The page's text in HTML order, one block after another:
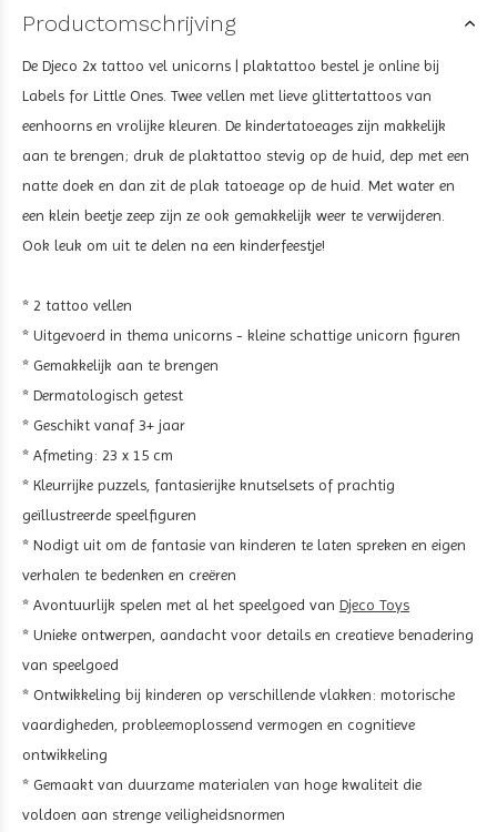
Productomschrijving
De Djeco 2x tattoo vel unicorns | plaktattoo bestel je online bij
Labels for Little Ones. Twee vellen met lieve glittertattoos van
eenhoorns en vrolijke kleuren. De kindertatoeages zijn makkelijk
aan te brengen; druk de plaktattoo stevig op de huid, dep met een
natte doek en dan zit de plak tatoeage op de huid. Met water en
een klein beetje zeep zijn ze ook gemakkelijk weer te verwijderen.
Ook leuk om uit te delen na een kinderfeestje!
* 2 tattoo vellen
* Uitgevoerd in thema unicorns - kleine schattige unicorn figuren
* Gemakkelijk aan te brengen
* Dermatologisch getest
* Geschikt vanaf 3+ jaar
* Afmeting: 23 x 15 cm
* Kleurrijke puzzels, fantasierijke knutselsets of prachtig
geïllustreerde speelfiguren
* Nodigt uit om de fantasie van kinderen te laten spreken en eigen
verhalen te bedenken en creëren
* Avontuurlijk spelen met al het speelgoed van Djeco Toys
* Unieke ontwerpen, aandacht voor details en creatieve benadering
van speelgoed
* Ontwikkeling bij kinderen op verschillende vlakken: motorische
vaardigheden, probleemoplossend vermogen en cognitieve
ontwikkeling
* Gemaakt van duurzame materialen van hoge kwaliteit die
voldoen aan strenge veiligheidsnormen